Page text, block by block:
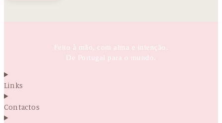
Feito à mão, com alma e intenção.
De Portugal para o mundo.
Links
Contactos